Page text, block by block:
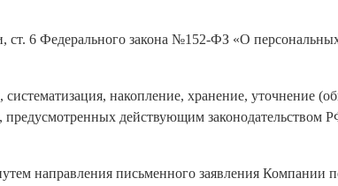
ст. 6 Федерального закона №152-ФЗ «О
накопление, хранение, уточнение
действующим законодательством
направления письменного заявления Компании